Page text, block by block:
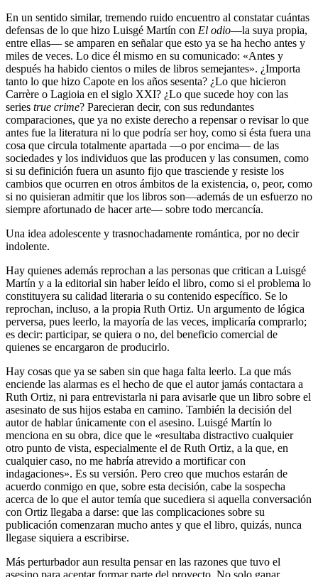
En un sentido similar, tremendo ruido encuentro al constatar cuántas
defensas de lo que hizo Luisgé Martín con El odio—la suya propia,
entre ellas— se amparen en señalar que esto ya se ha hecho antes y
miles de veces. Lo dice él mismo en su comunicado: «Antes y
después ha habido cientos o miles de libros semejantes». ¿Importa
tanto lo que hizo Capote en los años sesenta? ¿Lo que hicieron
Carrère o Lagioia en el siglo XXI? ¿Lo que sucede hoy con las
series true crime? Parecieran decir, con sus redundantes
comparaciones, que ya no existe derecho a repensar o revisar lo que
antes fue la literatura ni lo que podría ser hoy, como si ésta fuera una
cosa que circula totalmente apartada —o por encima— de las
sociedades y los individuos que las producen y las consumen, como
si su definición fuera un asunto fijo que trasciende y resiste los
cambios que ocurren en otros ámbitos de la existencia, o, peor, como
si no quisieran admitir que los libros son—además de un esfuerzo no
siempre afortunado de hacer arte— sobre todo mercancía.
Una idea adolescente y trasnochadamente romántica, por no decir
indolente.
Hay quienes además reprochan a las personas que critican a Luisgé
Martín y a la editorial sin haber leído el libro, como si el problema lo
constituyera su calidad literaria o su contenido específico. Se lo
reprochan, incluso, a la propia Ruth Ortiz. Un argumento de lógica
perversa, pues leerlo, la mayoría de las veces, implicaría comprarlo;
es decir: participar, se quiera o no, del beneficio comercial de
quienes se encargaron de producirlo.
Hay cosas que ya se saben sin que haga falta leerlo. La que más
enciende las alarmas es el hecho de que el autor jamás contactara a
Ruth Ortiz, ni para entrevistarla ni para avisarle que un libro sobre el
asesinato de sus hijos estaba en camino. También la decisión del
autor de hablar únicamente con el asesino. Luisgé Martín lo
menciona en su obra, dice que le «resultaba distractivo cualquier
otro punto de vista, especialmente el de Ruth Ortiz, a la que, en
cualquier caso, no me habría atrevido a mortificar con
indagaciones». Es su versión. Pero creo que muchos estarán de
acuerdo conmigo en que, sobre esta decisión, cabe la sospecha
acerca de lo que el autor temía que sucediera si aquella conversación
con Ortiz llegaba a darse: que las complicaciones sobre su
publicación comenzaran mucho antes y que el libro, quizás, nunca
llegase siquiera a escribirse.
Más perturbador aun resulta pensar en las razones que tuvo el
asesino para aceptar formar parte del proyecto. No solo ganar